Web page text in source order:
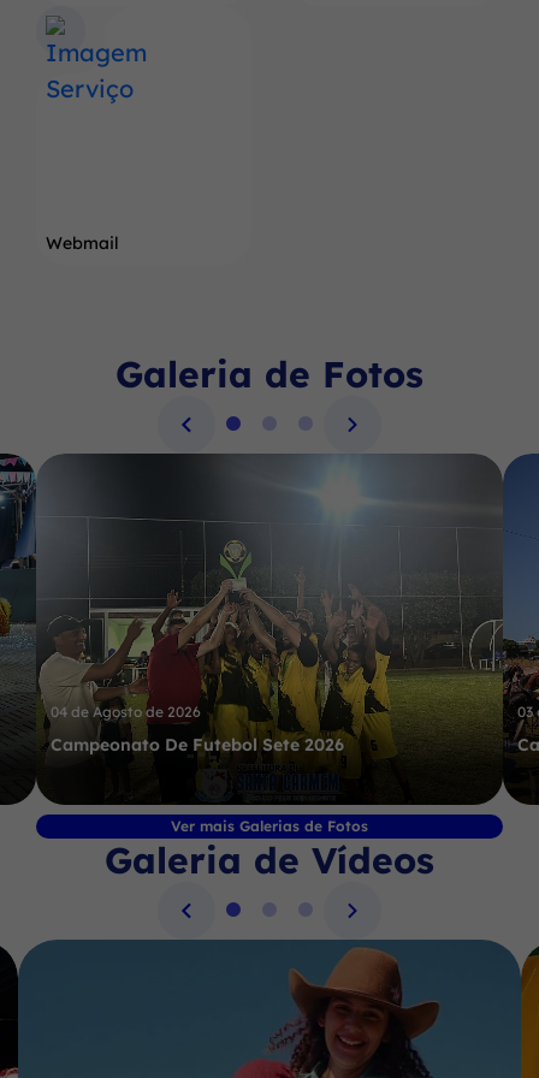
Webmail
Seção Galeria de Fotos
Galeria de Fotos
04 de Agosto de 2026
Campeonato De Futebol Sete 2026
03
Ver mais Galerias de Fotos
Seção Galeria de Vídeos
Galeria de Vídeos